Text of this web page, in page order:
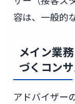
容は、一般的
メイン業
づくコン
アドバイザー